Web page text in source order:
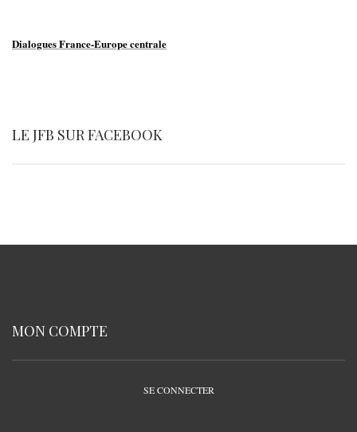
Dialogues France-Europe centrale
LE JFB SUR FACEBOOK
MON COMPTE
SE CONNECTER